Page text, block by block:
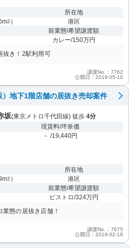
2 ）
所在地
港区
前業態/希望譲渡額
カレー/150万円
抜き！2駅利用可
譲渡No.：7762
公開日：2019-05-10
）地下1階店舗の居抜き売却案件
坂(東京メトロ千代田線) 徒歩 4分
現賃料/坪単価
－ /19,440円
2 ）
所在地
港区
前業態/希望譲渡額
ビストロ/324万円
態の居抜き店舗！
譲渡No.：7675
公開日：2019-02-18